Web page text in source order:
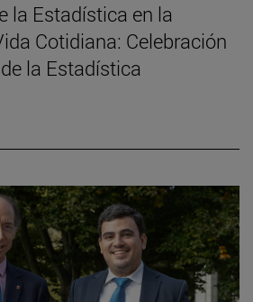
la Estadística en la
Cotidiana: Celebración
la Estadística